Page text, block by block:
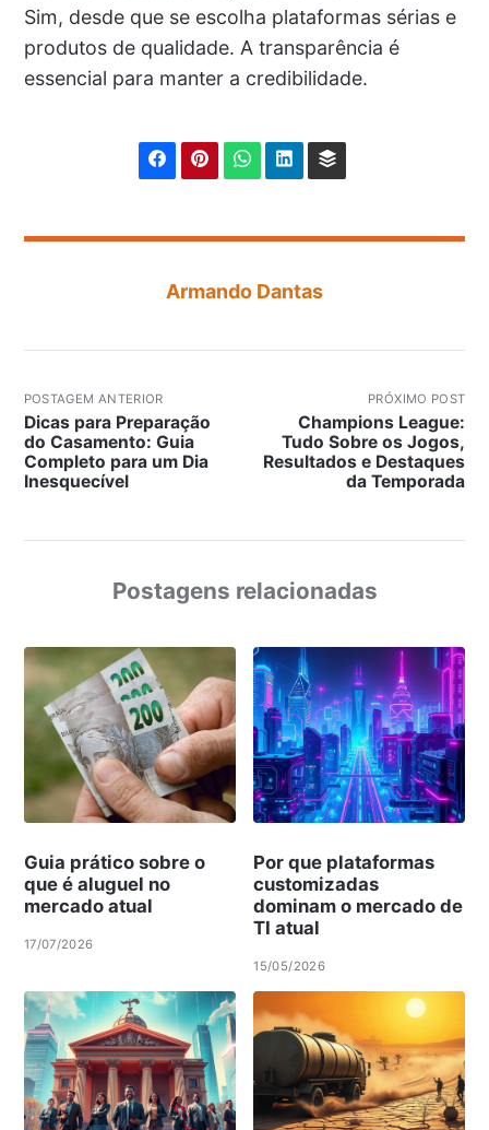
Sim, desde que se escolha plataformas sérias e
produtos de qualidade. A transparência é
essencial para manter a credibilidade.
Armando Dantas
POSTAGEM ANTERIOR
Dicas para Preparação
do Casamento: Guia
Completo para um Dia
Inesquecível
PRÓXIMO POST
Champions League:
Tudo Sobre os Jogos,
Resultados e Destaques
da Temporada
Postagens relacionadas
Guia prático sobre o
que é aluguel no
mercado atual
17/07/2026
Por que plataformas
customizadas
dominam o mercado de
TI atual
15/05/2026